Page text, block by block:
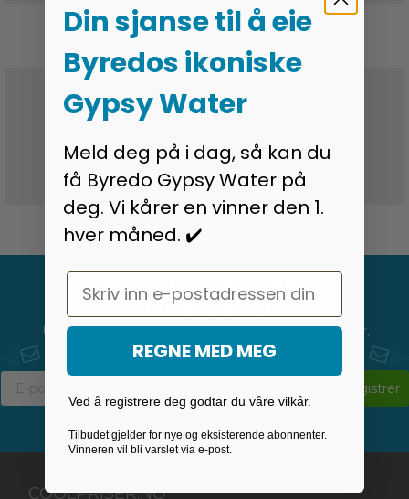
ingen toll og avgifter
30 dagers full prisgaranti
MELD DEG PÅ VÅRT
NYHETSBREV
Motta siste nytt om alt fra tilbud og salg til konkurranser,
nye produkter og mye mye mer.
Registrer
COOLPRISER.NO
Din sjanse til å eie
Byredos ikoniske
Gypsy Water
Meld deg på i dag, så kan du
få Byredo Gypsy Water på
deg. Vi kårer en vinner den 1.
hver måned. ✔️
Email
REGNE MED MEG
Ved å registrere deg godtar du våre vilkår.
Tilbudet gjelder for nye og eksisterende abonnenter.
Vinneren vil bli varslet via e-post.